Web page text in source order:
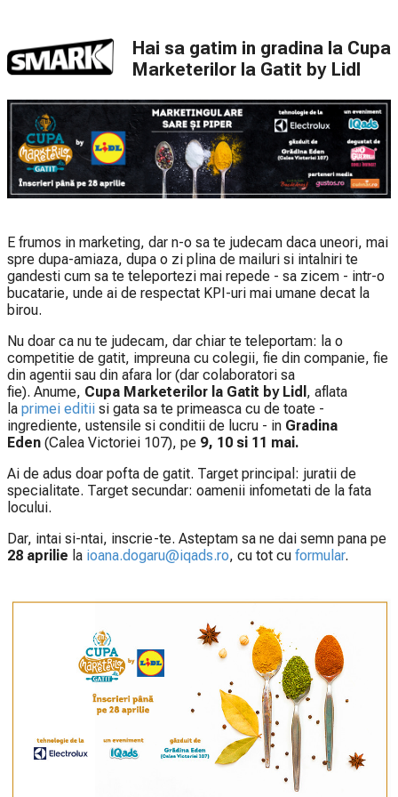
Hai sa gatim in gradina la Cupa
Marketerilor la Gatit by Lidl
E frumos in marketing, dar n-o sa te judecam daca uneori, mai
spre dupa-amiaza, dupa o zi plina de mailuri si intalniri te
gandesti cum sa te teleportezi mai repede - sa zicem - intr-o
bucatarie, unde ai de respectat KPI-uri mai umane decat la
birou.
Nu doar ca nu te judecam, dar chiar te teleportam: la o
competitie de gatit, impreuna cu colegii, fie din companie, fie
din agentii sau din afara lor (dar colaboratori sa
fie). Anume, Cupa Marketerilor la Gatit by Lidl , aflata
la primei editii si gata sa te primeasca cu de toate -
ingrediente, ustensile si conditii de lucru - in Gradina
Eden (Calea Victoriei 107), pe 9, 10 si 11 mai.
Ai de adus doar pofta de gatit. Target principal: juratii de
specialitate. Target secundar: oamenii infometati de la fata
locului.
Dar, intai si-ntai, inscrie-te. Asteptam sa ne dai semn pana pe
28 aprilie la ioana.dogaru@iqads.ro, cu tot cu formular.